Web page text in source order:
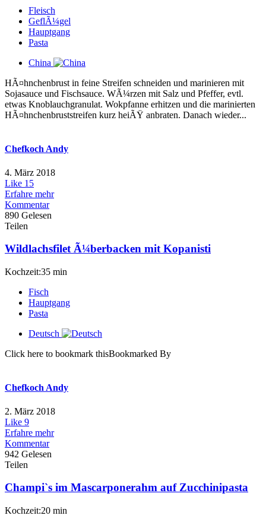
Fleisch
GeflÃ¼gel
Hauptgang
Pasta
China
HÃ¤hnchenbrust in feine Streifen schneiden und marinieren mit
Sojasauce und Fischsauce. WÃ¼rzen mit Salz und Pfeffer, evtl.
etwas Knoblauchgranulat. Wokpfanne erhitzen und die marinierten
HÃ¤hnchenbruststreifen kurz heiÃŸ anbraten. Danach wieder...
Chefkoch Andy
4. März 2018
Like 15
Erfahre mehr
Kommentar
890 Gelesen
Teilen
Wildlachsfilet Ã¼berbacken mit Kopanisti
Kochzeit:35 min
Fisch
Hauptgang
Pasta
Deutsch
Click here to bookmark thisBookmarked By
Chefkoch Andy
2. März 2018
Like 9
Erfahre mehr
Kommentar
942 Gelesen
Teilen
Champi`s im Mascarponerahm auf Zucchinipasta
Kochzeit:20 min